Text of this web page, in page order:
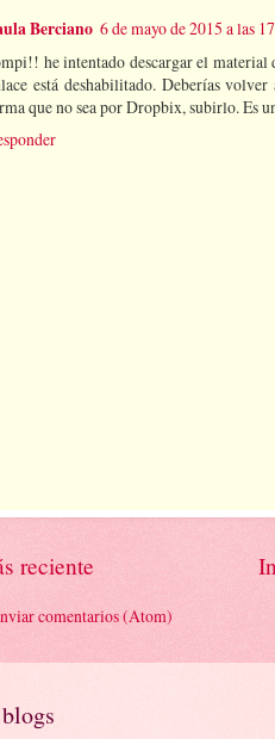
Berciano 6 de mayo de 2015 a las
he intentado descargar el material
está deshabilitado. Deberías
que no sea por Dropbix, subirlo. Es
reciente
comentarios (Atom)